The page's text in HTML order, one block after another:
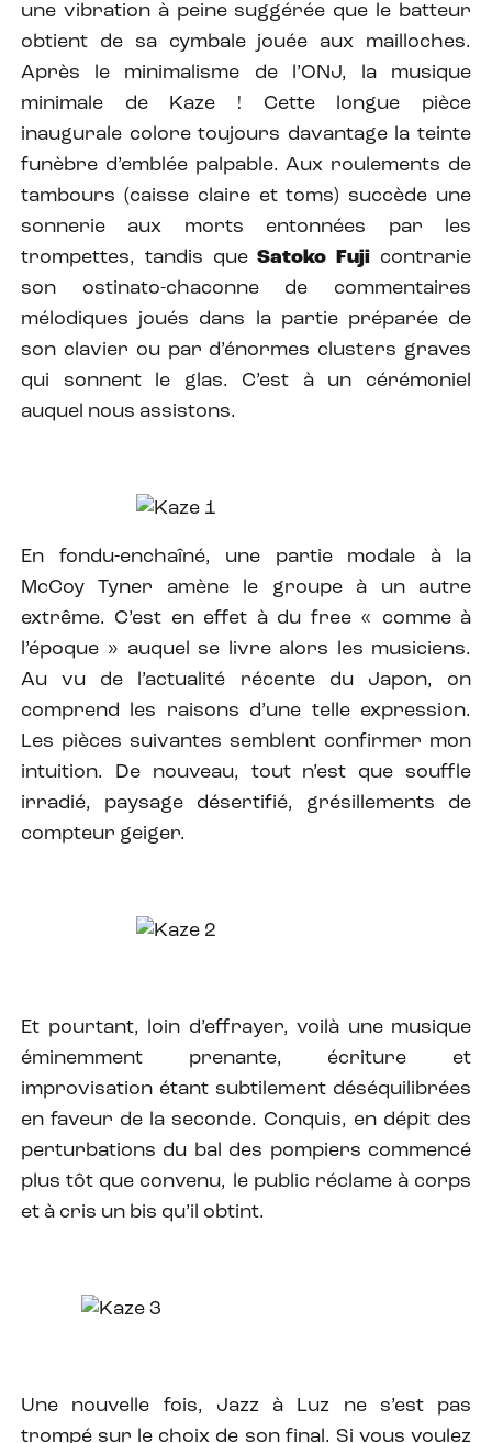
une vibration à peine suggérée que le batteur
obtient de sa cymbale jouée aux mailloches.
Après le minimalisme de l’ONJ, la musique
minimale de Kaze ! Cette longue pièce
inaugurale colore toujours davantage la teinte
funèbre d’emblée palpable. Aux roulements de
tambours (caisse claire et toms) succède une
sonnerie aux morts entonnées par les
trompettes, tandis queSatoko Fuji contrarie
son ostinato-chaconne de commentaires
mélodiques joués dans la partie préparée de
son clavier ou par d’énormes clusters graves
qui sonnent le glas. C’est à un cérémoniel
auquel nous assistons.
En fondu-enchaîné, une partie modale à la
McCoy Tyner amène le groupe à un autre
extrême. C’est en effet à du free « comme à
l’époque » auquel se livre alors les musiciens.
Au vu de l’actualité récente du Japon, on
comprend les raisons d’une telle expression.
Les pièces suivantes semblent confirmer mon
intuition. De nouveau, tout n’est que souffle
irradié, paysage désertifié, grésillements de
compteur geiger.
Et pourtant, loin d’effrayer, voilà une musique
éminemment prenante, écriture et
improvisation étant subtilement déséquilibrées
en faveur de la seconde. Conquis, en dépit des
perturbations du bal des pompiers commencé
plus tôt que convenu, le public réclame à corps
et à cris un bis qu’il obtint.
Une nouvelle fois, Jazz à Luz ne s’est pas
trompé sur le choix de son final. Si vous voulez